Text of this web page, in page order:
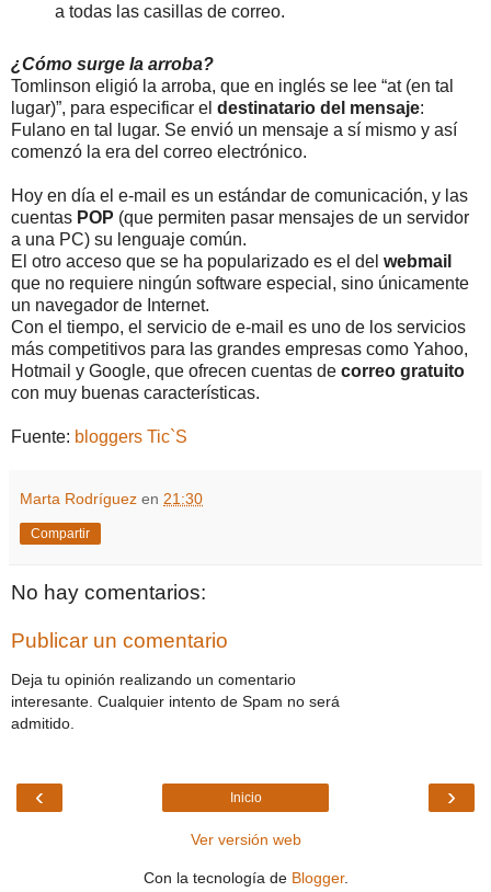
a todas las casillas de correo.
¿Cómo surge la arroba?
Tomlinson eligió la arroba, que en inglés se lee “at (en tal
lugar)”, para especificar el destinatario del mensaje:
Fulano en tal lugar. Se envió un mensaje a sí mismo y así
comenzó la era del correo electrónico.
Hoy en día el e-mail es un estándar de comunicación, y las
cuentas POP (que permiten pasar mensajes de un servidor
a una PC) su lenguaje común.
El otro acceso que se ha popularizado es el del webmail
que no requiere ningún software especial, sino únicamente
un navegador de Internet.
Con el tiempo, el servicio de e-mail es uno de los servicios
más competitivos para las grandes empresas como Yahoo,
Hotmail y Google, que ofrecen cuentas de correo gratuito
con muy buenas características.
Fuente: bloggers Tic`S
Marta Rodríguez en 21:30
Compartir
No hay comentarios:
Publicar un comentario
Deja tu opinión realizando un comentario
interesante. Cualquier intento de Spam no será
admitido.
‹ ›
Inicio
Ver versión web
Con la tecnología de Blogger.